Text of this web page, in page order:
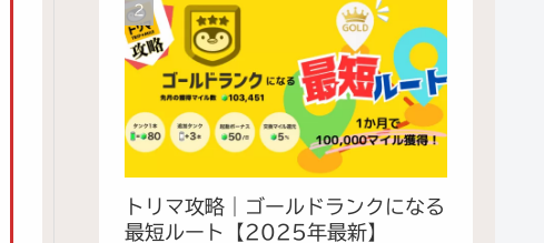
トリマ攻略｜ゴールドランクになる
最短ルート【2025年最新】